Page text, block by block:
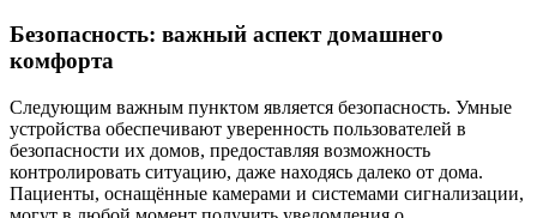
Безопасность: важный аспект домашнего
комфорта
Следующим важным пунктом является безопасность. Умные
устройства обеспечивают уверенность пользователей в
безопасности их домов, предоставляя возможность
контролировать ситуацию, даже находясь далеко от дома.
Пациенты, оснащённые камерами и системами сигнализации,